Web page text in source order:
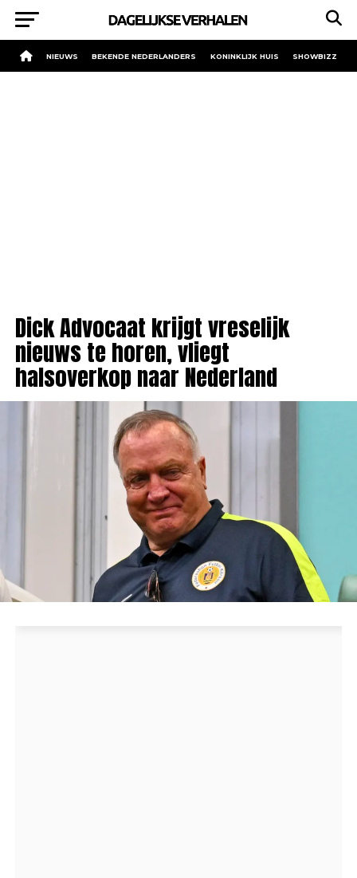
NIEUWS BEKENDE NEDERLANDERS KONINKLIJK HUIS SHOWBIZZ
Dick Advocaat krijgt vreselijk
nieuws te horen, vliegt
halsoverkop naar Nederland